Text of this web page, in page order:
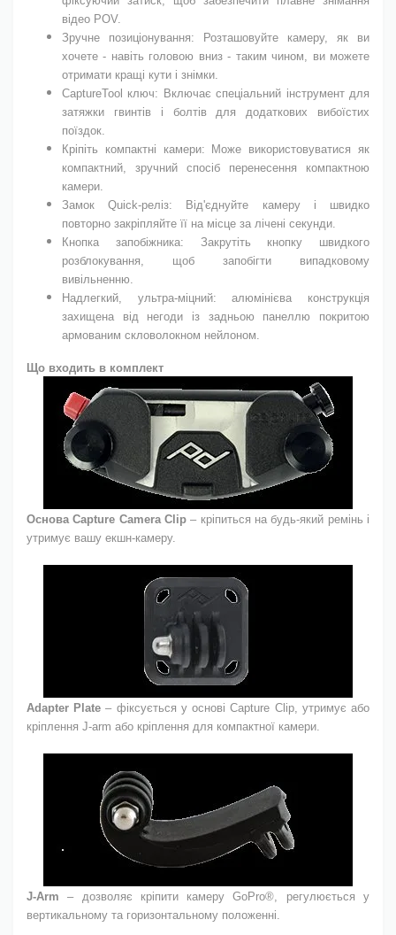
відео POV.
Зручне позиціонування: Розташовуйте камеру, як ви
хочете - навіть головою вниз - таким чином, ви можете
отримати кращі кути і знімки.
CaptureTool ключ: Включає спеціальний інструмент для
затяжки гвинтів і болтів для додаткових вибоїстих
поїздок.
Кріпіть компактні камери: Може використовуватися як
компактний, зручний спосіб перенесення компактною
камери.
Замок Quick-реліз: Від'єднуйте камеру і швидко
повторно закріпляйте її на місце за лічені секунди.
Кнопка запобіжника: Закрутіть кнопку швидкого
розблокування, щоб запобігти випадковому
вивільненню.
Надлегкий, ультра-міцний: алюмінієва конструкція
захищена від негоди із задньою панеллю покритою
армованим скловолокном нейлоном.
Що входить в комплект
ОсноваCapture Camera Clip – кріпиться на будь-який ремінь і
утримує вашу екшн-камеру.
Adapter Plate – фіксується у основі Capture Clip, утримує або
кріплення J-arm або кріплення для компактної камери.
J-Arm – дозволяє кріпити камеру GoPro®, регулюється у
вертикальному та горизонтальному положенні.